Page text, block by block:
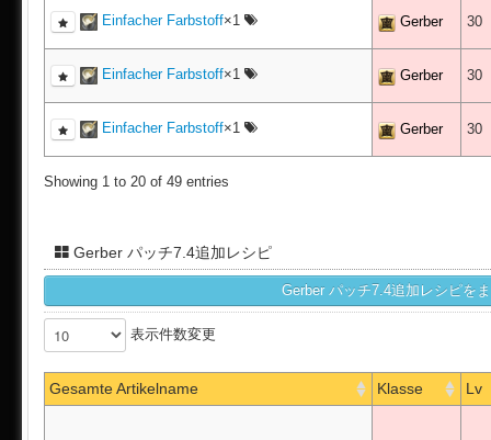
Einfacher Farbstoff×1 Gerber 30
Einfacher Farbstoff×1 Gerber 30
Einfacher Farbstoff×1 Gerber 30
Showing 1 to 20 of 49 entries
Gerber パッチ7.4追加レシピ
表示件数変更
Gesamte Artikelname Klasse Lv